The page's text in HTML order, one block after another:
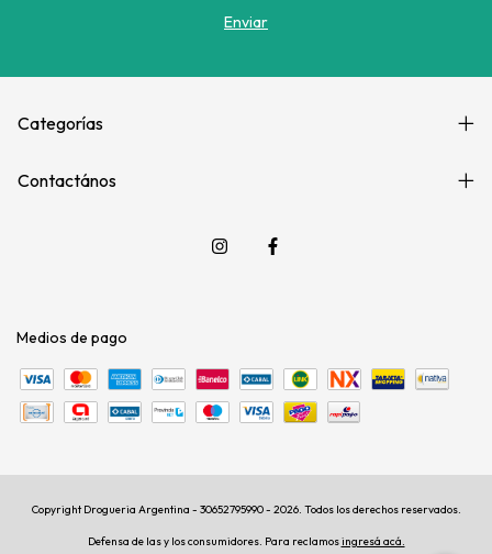
Categorías
Contactános
Medios de pago
Copyright Drogueria Argentina - 30652795990 - 2026. Todos los derechos reservados.
Defensa de las y los consumidores. Para reclamosingresá acá.